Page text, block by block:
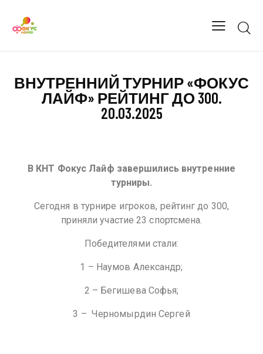
ВНУТРЕННИЙ ТУРНИР «ФОКУС
ЛАЙФ» РЕЙТИНГ ДО 300.
20.03.2025
В КНТ Фокус Лайф завершились внутренние
турниры.
Сегодня в турнире игроков, рейтинг до 300,
приняли участие 23 спортсмена.
Победителями стали:
1 – Наумов Александр;
2 – Бегишева Софья;
3 – Черномырдин Сергей